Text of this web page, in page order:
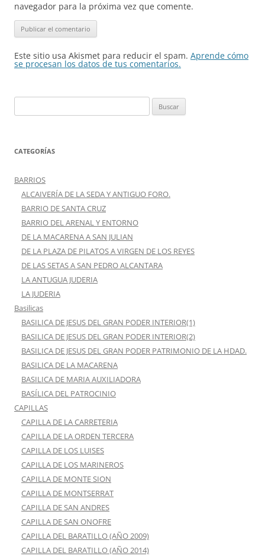
navegador para la próxima vez que comente.
Este sitio usa Akismet para reducir el spam. Aprende cómo
se procesan los datos de tus comentarios.
CATEGORÍAS
BARRIOS
ALCAIVERÍA DE LA SEDA Y ANTIGUO FORO.
BARRIO DE SANTA CRUZ
BARRIO DEL ARENAL Y ENTORNO
DE LA MACARENA A SAN JULIAN
DE LA PLAZA DE PILATOS A VIRGEN DE LOS REYES
DE LAS SETAS A SAN PEDRO ALCANTARA
LA ANTUGUA JUDERIA
LA JUDERIA
Basilicas
BASILICA DE JESUS DEL GRAN PODER INTERIOR(1)
BASILICA DE JESUS DEL GRAN PODER INTERIOR(2)
BASILICA DE JESUS DEL GRAN PODER PATRIMONIO DE LA HDAD.
BASILICA DE LA MACARENA
BASILICA DE MARIA AUXILIADORA
BASÍLICA DEL PATROCINIO
CAPILLAS
CAPILLA DE LA CARRETERIA
CAPILLA DE LA ORDEN TERCERA
CAPILLA DE LOS LUISES
CAPILLA DE LOS MARINEROS
CAPILLA DE MONTE SION
CAPILLA DE MONTSERRAT
CAPILLA DE SAN ANDRES
CAPILLA DE SAN ONOFRE
CAPILLA DEL BARATILLO (AÑO 2009)
CAPILLA DEL BARATILLO (AÑO 2014)